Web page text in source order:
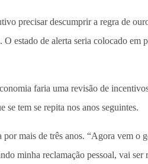
precisar descumprir a regra de
O estado de alerta seria colocado em
faria uma revisão de
tem se repita nos anos seguintes.
mais de três anos. “Agora vem o
minha reclamação pessoal, vai ser